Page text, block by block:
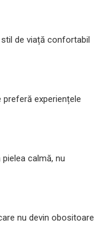
de viață confortabil
experiențele
calmă, nu
nu devin obositoare